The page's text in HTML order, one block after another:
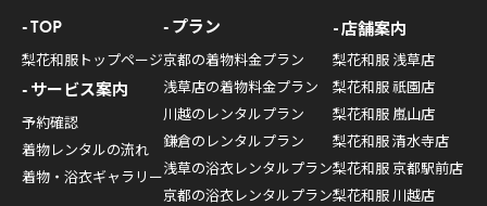
TOP
梨花和服トップページ
サービス案内
予約確認
着物レンタルの流れ
着物・浴衣ギャラリー
プラン
京都の着物料金プラン
浅草店の着物料金プラン
川越のレンタルプラン
鎌倉のレンタルプラン
浅草の浴衣レンタルプラン
京都の浴衣レンタルプラン
店舗案内
梨花和服 浅草店
梨花和服 祇園店
梨花和服 嵐山店
梨花和服 清水寺店
梨花和服 京都駅前店
梨花和服 川越店